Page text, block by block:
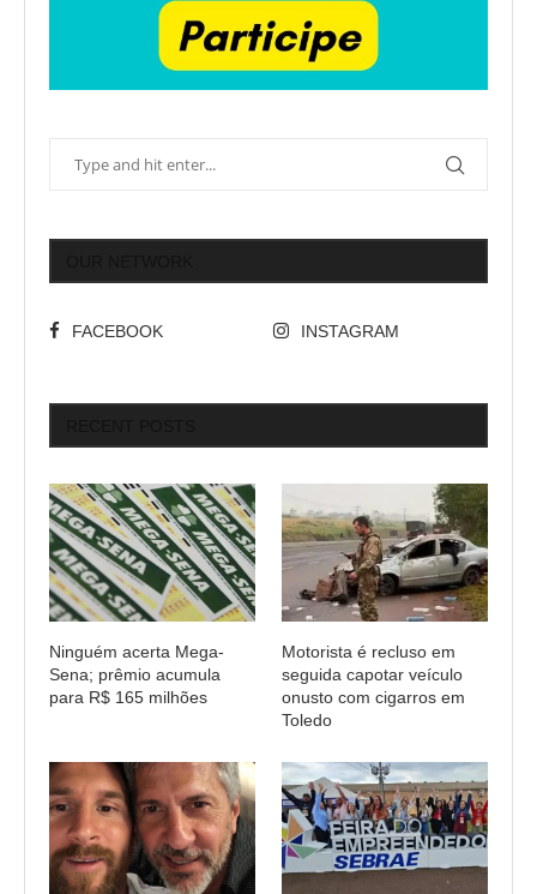
FACEBOOK INSTAGRAM
Ninguém acerta Mega-
Sena; prêmio acumula
para R$ 165 milhões
Motorista é recluso em
seguida capotar veículo
onusto com cigarros em
Toledo